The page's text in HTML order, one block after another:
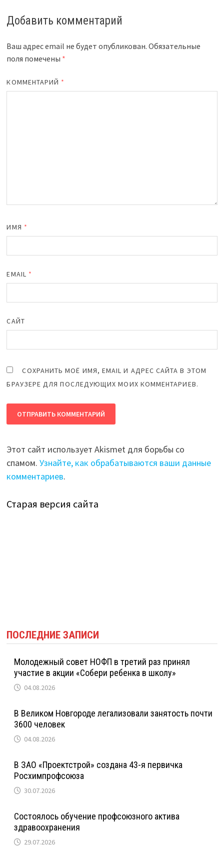
Добавить комментарий
Ваш адрес email не будет опубликован. Обязательные
поля помечены *
КОММЕНТАРИЙ *
ИМЯ *
EMAIL *
САЙТ
СОХРАНИТЬ МОЁ ИМЯ, EMAIL И АДРЕС САЙТА В ЭТОМ
БРАУЗЕРЕ ДЛЯ ПОСЛЕДУЮЩИХ МОИХ КОММЕНТАРИЕВ.
Этот сайт использует Akismet для борьбы со
спамом.Узнайте, как обрабатываются ваши данные
комментариев.
Старая версия сайта
ПОСЛЕДНИЕ ЗАПИСИ
Молодежный совет НОФП в третий раз принял
участие в акции «Собери ребенка в школу»
04.08.2026
В Великом Новгороде легализовали занятость почти
3600 человек
04.08.2026
В ЗАО «Проектстрой» создана 43-я первичка
Росхимпрофсоюза
30.07.2026
Состоялось обучение профсоюзного актива
здравоохранения
29.07.2026